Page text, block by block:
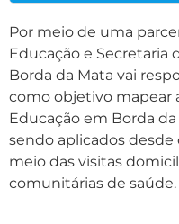
Por meio de uma
Educação e Secretaria
Borda da Mata vai
como objetivo mapear
Educação em Borda
sendo aplicados
meio das visitas
comunitárias de saúde.